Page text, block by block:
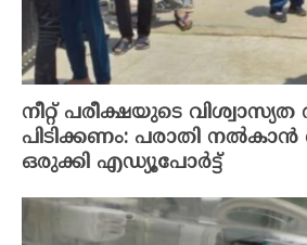
നീറ്റ് പരീക്ഷയുടെ വിശ്വാസ്യത
പിടിക്കണം: പരാതി
ഒരുക്കി എഡ്യൂപോര്‍ട്ട്